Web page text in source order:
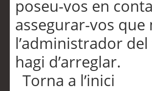
poseu-vos en
assegurar-vos
l’administrador
hagi d’arreglar.
Torna a l’inici